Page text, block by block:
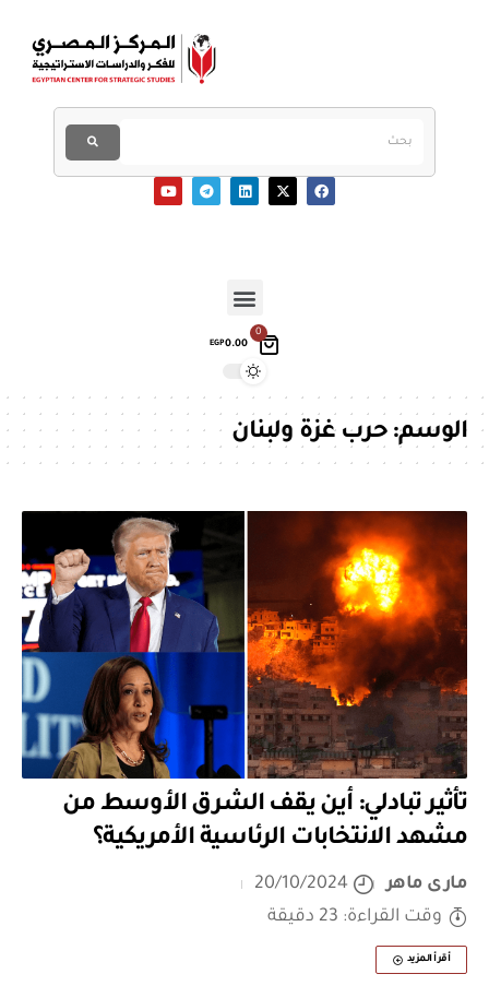
0
EGP0.00
الوسم:حرب غزة ولبنان
تأثير تبادلي: أين يقف الشرق الأوسط من
مشهد الانتخابات الرئاسية الأمريكية؟
مارى ماهر
20/10/2024
وقت القراءة: 23 دقيقة
أقرأ المزيد